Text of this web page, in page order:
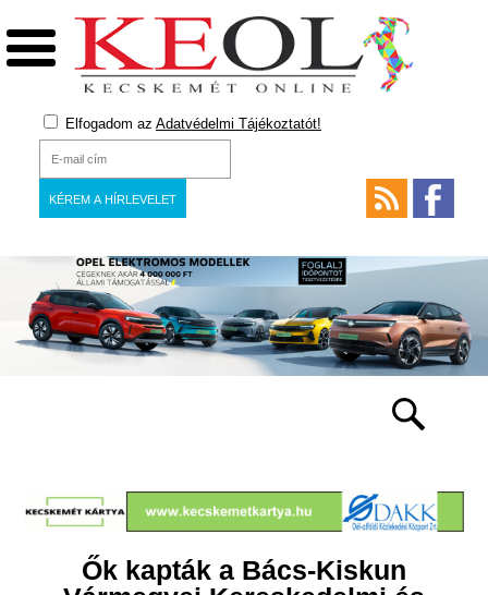
Elfogadom az Adatvédelmi Tájékoztatót!
Ők kapták a Bács-Kiskun